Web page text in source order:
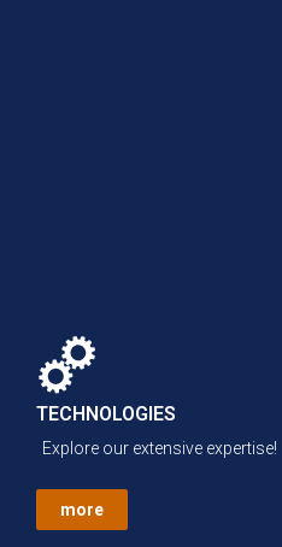
TECHNOLOGIES
Explore our extensive expertise!
more